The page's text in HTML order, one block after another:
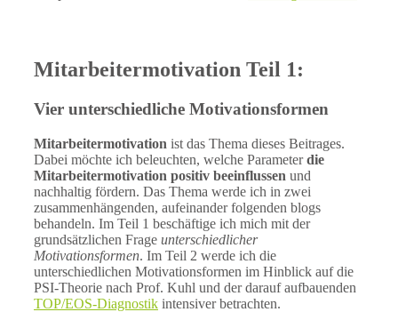
Mitarbeitermotivation Teil 1:
Vier unterschiedliche Motivationsformen
Mitarbeitermotivation ist das Thema dieses Beitrages.
Dabei möchte ich beleuchten, welche Parameterdie
Mitarbeitermotivation positiv beeinflussen und
nachhaltig fördern. Das Thema werde ich in zwei
zusammenhängenden, aufeinander folgenden blogs
behandeln. Im Teil 1 beschäftige ich mich mit der
grundsätzlichen Frage unterschiedlicher
Motivationsformen. Im Teil 2 werde ich die
unterschiedlichen Motivationsformen im Hinblick auf die
PSI-Theorie nach Prof. Kuhl und der darauf aufbauenden
TOP/EOS-Diagnostik intensiver betrachten.